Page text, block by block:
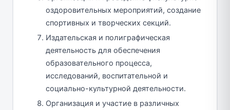
оздоровительных мероприятий, создание
спортивных и творческих секций.
Издательская и полиграфическая
деятельность для обеспечения
образовательного процесса,
исследований, воспитательной и
социально-­культурной деятельности.
Организация и участие в различных